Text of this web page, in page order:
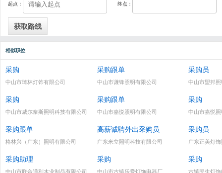
起点： 终点：
相似职位
采购
中山市琦林灯饰有限公司
采购跟单
中山市谦锋照明有限公司
采购员
中山市盟邦
采购
中山市威尔奈斯照明科技有限公司
采购跟单
中山市嘉悦照明有限公司
采购
中山市嘉悦
采购跟单
格林兴（广东）照明有限公司
高薪诚聘外出采购员
广东米立照明科技有限公司
采购员
广东正美灯
采购助理
中山市联合通利木业制品有限公司
采购
中山市古镇乐爱灯饰电器厂
采购
古镇民生灯